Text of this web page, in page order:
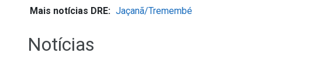
Mais notícias DRE: Jaçanã/Tremembé
Notícias